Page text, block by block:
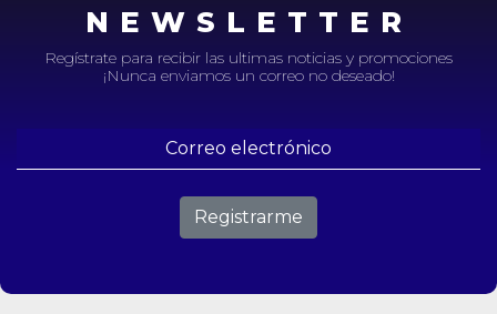
NEWSLETTER
Regístrate para recibir las ultimas noticias y promociones
¡Nunca enviamos un correo no deseado!
Registrarme